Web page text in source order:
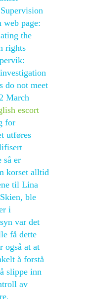
web page:
the
rights
do not meet
March
escort
for
utføres
så er
korset alltid
til Lina
ble
i
var det
få dette
også at at
å forstå
slippe inn
av